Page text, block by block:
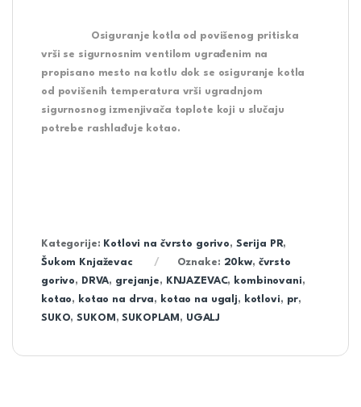
Osiguranje kotla od povišenog pritiska
vrši se sigurnosnim ventilom ugrađenim na
propisano mesto na kotlu dok se osiguranje kotla
od povišenih temperatura vrši ugradnjom
sigurnosnog izmenjivača toplote koji u slučaju
potrebe rashlađuje kotao.
Kategorije: Kotlovi na čvrsto gorivo, Serija PR,
Šukom Knjaževac
Oznake: 20kw, čvrsto
gorivo, DRVA, grejanje, KNJAZEVAC, kombinovani,
kotao, kotao na drva, kotao na ugalj, kotlovi, pr,
SUKO,SUKOM ,SUKOPLAM , UGALJ